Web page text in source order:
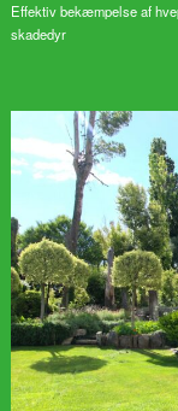
Effektiv bekæmpelse af
skadedyr